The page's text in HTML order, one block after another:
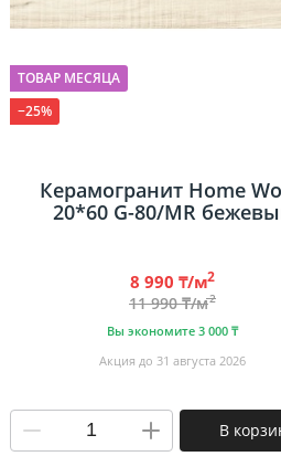
ТОВАР МЕСЯЦА
−25%
Керамогранит Home
20*60 G-80/MR
8 990 ₸/м2
11 990 ₸/м2
Вы экономите 3 000 ₸
Акция до 31 августа 2026
В